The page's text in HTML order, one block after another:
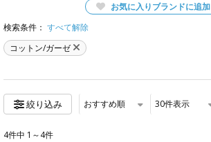
お気に入りブランドに追加
検索条件： すべて解除
コットン/ガーゼ
絞り込み おすすめ順 30件表示
4件中 1～4件